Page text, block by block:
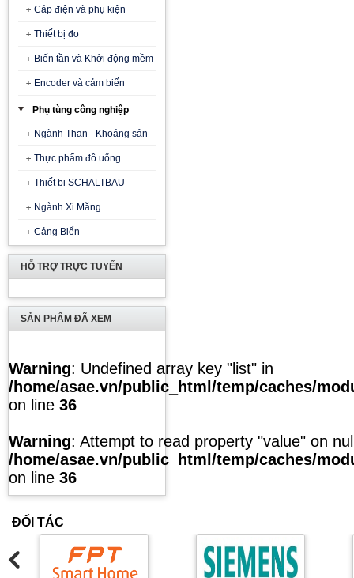
Cáp điện và phụ kiện
Thiết bị đo
Biến tần và Khởi động mềm
Encoder và cảm biến
Phụ tùng công nghiệp
Ngành Than - Khoáng sản
Thực phẩm đồ uống
Thiết bị SCHALTBAU
Ngành Xi Măng
Cảng Biển
HỖ TRỢ TRỰC TUYẾN
SẢN PHẨM ĐÃ XEM
Warning: Undefined array key "list" in
/home/asae.vn/public_html/temp/caches/
on line 36
Warning: Attempt to read property "value" on
/home/asae.vn/public_html/temp/caches/
on line 36
ĐỐI TÁC